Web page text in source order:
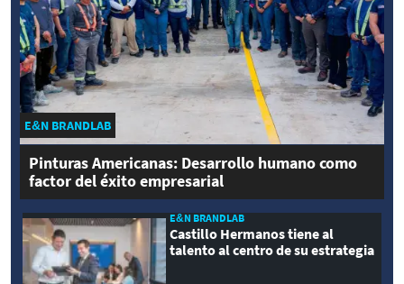
E&N BRANDLAB
Pinturas Americanas: Desarrollo humano como
factor del éxito empresarial
E&N BRANDLAB
Castillo Hermanos tiene al
talento al centro de su estrategia